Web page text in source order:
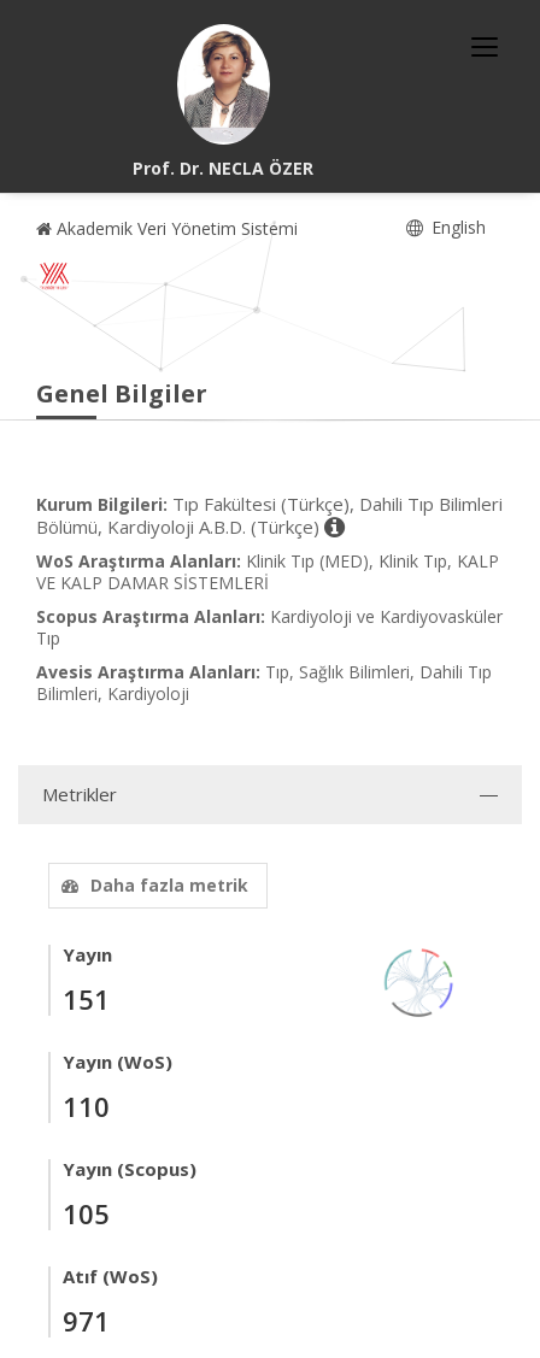
Prof. Dr. NECLA ÖZER
Akademik Veri Yönetim Sistemi English
Genel Bilgiler
Kurum Bilgileri: Tıp Fakültesi (Türkçe), Dahili Tıp Bilimleri
Bölümü, Kardiyoloji A.B.D. (Türkçe)
WoS Araştırma Alanları: Klinik Tıp (MED), Klinik Tıp, KALP
VE KALP DAMAR SİSTEMLERİ
Scopus Araştırma Alanları: Kardiyoloji ve Kardiyovasküler
Tıp
Avesis Araştırma Alanları: Tıp, Sağlık Bilimleri, Dahili Tıp
Bilimleri, Kardiyoloji
Metrikler
Daha fazla metrik
Yayın
151
Yayın (WoS)
110
Yayın (Scopus)
105
Atıf (WoS)
971